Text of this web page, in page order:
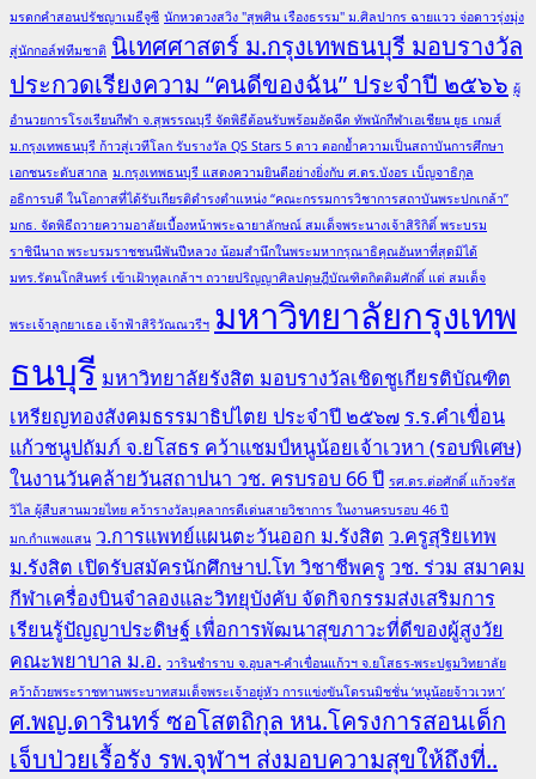
มรดกคำสอนปรัชญาเมธีจูซี นักหวดวงสวิง "สุพศิน เรืองธรรม" ม.ศิลปากร ฉายแวว จ่อดาวรุ่งมุ่ง
สู่นักกอล์ฟทีมชาติ นิเทศศาสตร์ ม.กรุงเทพธนบุรี มอบรางวัล
ประกวดเรียงความ “คนดีของฉัน” ประจำปี ๒๕๖๖ ผู้
อำนวยการโรงเรียนกีฬา จ.สุพรรณบุรี จัดพิธีต้อนรับพร้อมอัดฉีด ทัพนักกีฬาเอเชียน ยูธ เกมส์
ม.กรุงเทพธนบุรี ก้าวสู่เวทีโลก รับรางวัล QS Stars 5 ดาว ตอกย้ำความเป็นสถาบันการศึกษา
เอกชนระดับสากล ม.กรุงเทพธนบุรี แสดงความยินดีอย่างยิ่งกับ ศ.ดร.บังอร เบ็ญจาธิกุล
อธิการบดี ในโอกาสที่ได้รับเกียรติดำรงตำแหน่ง “คณะกรรมการวิชาการสถาบันพระปกเกล้า”
มกธ. จัดพิธีถวายความอาลัยเบื้องหน้าพระฉายาลักษณ์ สมเด็จพระนางเจ้าสิริกิติ์ พระบรม
ราชินีนาถ พระบรมราชชนนีพันปีหลวง น้อมสำนึกในพระมหากรุณาธิคุณอันหาที่สุดมิได้
มทร.รัตนโกสินทร์ เข้าเฝ้าทูลเกล้าฯ ถวายปริญญาศิลปดุษฎีบัณฑิตกิตติมศักดิ์ แด่ สมเด็จ
พระเจ้าลูกยาเธอ เจ้าฟ้าสิริวัณณวรีฯ มหาวิทยาลัยกรุงเทพ
ธนบุรี มหาวิทยาลัยรังสิต มอบรางวัลเชิดชูเกียรติบัณฑิต
เหรียญทองสังคมธรรมาธิปไตย ประจำปี ๒๕๖๗ ร.ร.คำเขื่อน
แก้วชนูปถัมภ์ จ.ยโสธร คว้าแชมป์หนูน้อยเจ้าเวหา (รอบพิเศษ)
ในงานวันคล้ายวันสถาปนา วช. ครบรอบ 66 ปี รศ.ดร.ต่อศักดิ์ แก้วจรัส
วิไล ผู้สืบสานมวยไทย คว้ารางวัลบุคลากรดีเด่นสายวิชาการ ในงานครบรอบ 46 ปี
มก.กำแพงแสน ว.การแพทย์แผนตะวันออก ม.รังสิต ว.ครูสุริยเทพ
ม.รังสิต เปิดรับสมัครนักศึกษาป.โท วิชาชีพครู วช. ร่วม สมาคม
กีฬาเครื่องบินจำลองและวิทยุบังคับ จัดกิจกรรมส่งเสริมการ
เรียนรู้ปัญญาประดิษฐ์ เพื่อการพัฒนาสุขภาวะที่ดีของผู้สูงวัย
คณะพยาบาล ม.อ. วารินชำราบ จ.อุบลฯ-คำเขื่อนแก้วฯ จ.ยโสธร-พระปฐมวิทยาลัย
คว้าถ้วยพระราชทานพระบาทสมเด็จพระเจ้าอยู่หัว การแข่งขันโดรนมิชชั่น ‘หนูน้อยจ้าวเวหา’
ศ.พญ.ดารินทร์ ซอโสตถิกุล หน.โครงการสอนเด็ก
เจ็บป่วยเรื้อรัง รพ.จุฬาฯ ส่งมอบความสุขให้ถึงที่..